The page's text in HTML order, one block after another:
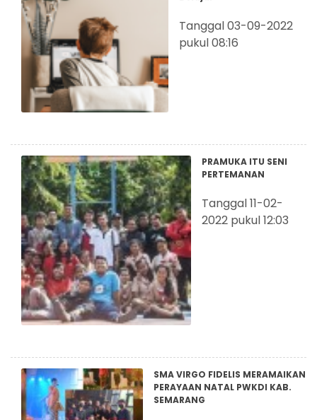
Tanggal 03-09-2022
pukul 08:16
PRAMUKA ITU SENI
PERTEMANAN
Tanggal 11-02-
2022 pukul 12:03
SMA VIRGO FIDELIS MERAMAIKAN
PERAYAAN NATAL PWKDI KAB.
SEMARANG